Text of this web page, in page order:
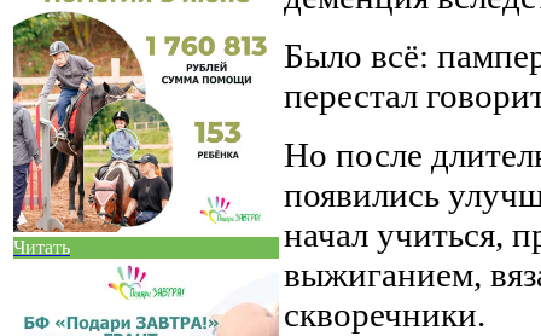
Читать
Было всё:
перестал
Но после
появились
начал учиться,
выжиганием,
скворечники.